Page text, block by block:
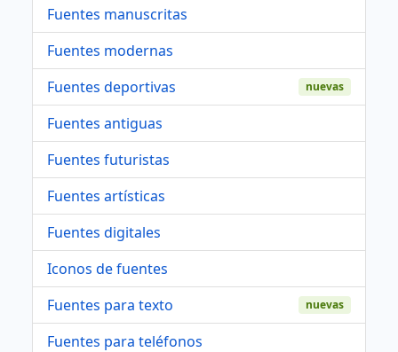
Fuentes manuscritas
Fuentes modernas
Fuentes deportivas
nuevas
Fuentes antiguas
Fuentes futuristas
Fuentes artísticas
Fuentes digitales
Iconos de fuentes
Fuentes para texto
nuevas
Fuentes para teléfonos